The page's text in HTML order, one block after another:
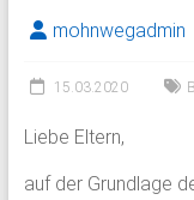
mohnwegadmin
15.03.2020
Liebe Eltern,
auf der Grundlage